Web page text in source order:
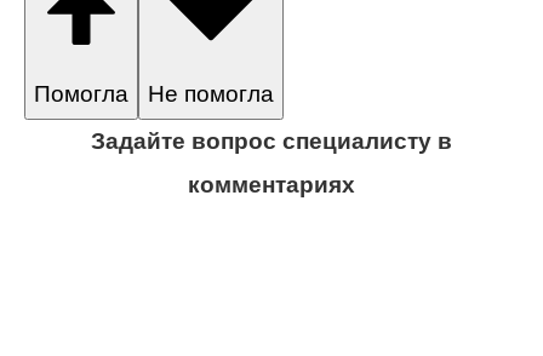
Помогла
Не помогла
Задайте вопрос специалисту в
комментариях